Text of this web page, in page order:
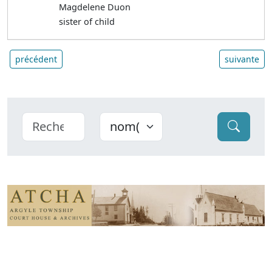
Magdelene Duon
sister of child
précédent suivante